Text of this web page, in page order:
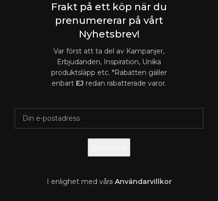
Frakt på ett köp när du
prenumererar på vårt
Nyhetsbrev!
Var först att ta del av Kampanjer,
Erbjudanden, Inspiration, Unika
produktsläpp etc. *Rabatten gäller
enbart EJ redan rabatterade varor.
I enlighet med våra Användarvillkor